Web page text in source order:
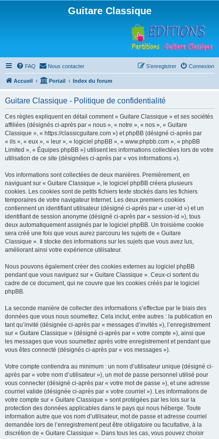
Guitare Classique
FAQ Nous contacter Connexion
S’enregistrer
Accueil Portail Index du forum
Guitare Classique - Politique de confidentialité
Ces règles expliquent en détail comment « Guitare Classique » et ses sociétés
affiliées (désignés ci-après par « nous », « notre », « nos », « Guitare
Classique », « https://classicguitare.com ») et phpBB (désigné ci-après par
« ils », « eux », « leur », « logiciel phpBB », « www.phpbb.com », « phpBB
Limited », « Équipes phpBB ») utilisent les informations collectées lors de votre
utilisation de ce site (désignées ci-après par « vos informations »).
Vos informations sont collectées de deux manières. Premièrement, en
naviguant sur « Guitare Classique », le logiciel phpBB créera plusieurs
cookies. Les cookies sont de petits fichiers texte stockés dans les fichiers
temporaires de votre navigateur Internet. Les deux premiers cookies
contiennent un identifiant utilisateur (désigné ci-après par « user-id ») et un
identifiant de session anonyme (désigné ci-après par « session-id »), tous
deux automatiquement assignés par le logiciel phpBB. Un troisième cookie
sera créé une fois que vous aurez parcouru les sujets de « Guitare
Classique ». Il stocke des informations sur les sujets que vous avez lus,
améliorant ainsi votre expérience utilisateur.
Nous pouvons également créer des cookies externes au logiciel phpBB
pendant que vous naviguez sur « Guitare Classique ». Ceux-ci sortent du
cadre de ce document, qui ne couvre que les cookies créés par le logiciel
phpBB.
La seconde manière de collecter des informations s’effectue par le biais des
données que vous nous soumettez. Cela inclut, entre autres : la publication en
tant qu’invité (désignée ci-après par « messages d’invités »), l’enregistrement
sur « Guitare Classique » (désigné ci-après par « votre compte »), ainsi que
les messages que vous soumettez après votre enregistrement et pendant que
vous êtes connecté (désignés ci-après par « vos messages »).
Votre compte contiendra au minimum : un nom d’utilisateur unique (désigné ci-
après par « votre nom d’utilisateur »), un mot de passe personnel utilisé pour
vous connecter (désigné ci-après par « votre mot de passe »), et une adresse
courriel valide (désignée ci-après par « votre courriel »). Les informations de
votre compte sur « Guitare Classique » sont protégées par les lois sur la
protection des données applicables dans le pays qui nous héberge. Toute
information autre que vos nom d’utilisateur, mot de passe et adresse courriel
demandée lors de l’enregistrement peut être obligatoire ou facultative, à la
discrétion de « Guitare Classique ». Dans tous les cas, vous pouvez choisir